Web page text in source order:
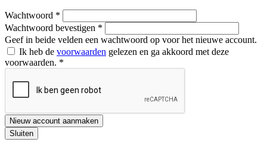
Wachtwoord *
Wachtwoord bevestigen *
Geef in beide velden een wachtwoord op voor het nieuwe account.
Ik heb de voorwaarden gelezen en ga akkoord met deze
voorwaarden. *
Nieuw account aanmaken
Sluiten